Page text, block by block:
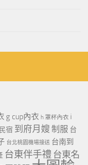
g cup內衣 h 罩杯內衣 i
宿 到府月嫂 制服 台
台北桃園機場接送 台南到
台東伴手禮 台東名